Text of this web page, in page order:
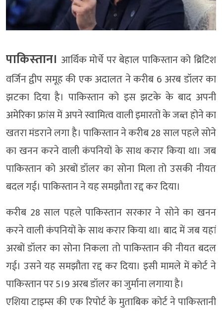
पाकिस्‍तान। आर्थिक मोर्चे पर बेहाल पाकिस्तान को ब्रिटिश
वर्जिन द्वीप समूह की एक अदालत ने करीब 6 अरब डॉलर का
झटका दिया है। पाकिस्तान को इस झटके के बाद अपनी
अमेरिका फ्रांस में अपने स्वामित्व वाली इमारतों के जब्त होने का
खतरा मंडराने लगा है। पाकिस्तान ने करीब 28 साल पहले सोने
का खनन करने वाली कंपनियों के साथ करार किया था। जब
पाकिस्तान को अरबों डॉलर का सोना मिला तो उसकी नीयत
बदल गई। पाकिस्तान ने यह समझौता रद्द कर दिया।
करीब 28 साल पहले पाकिस्‍तान सरकार ने सोने का खनन
करने वाली कंपनियों के साथ करार किया था। बाद में जब यहां
अरबों डॉलर का सोना निकला तो पाकिस्तान की नीयत बदल
गई। उसने यह समझौता रद्द कर दिया। इसी मामले में कोर्ट ने
पाकिस्तान पर 5।9 अरब डॉलर का जुर्माना लगाया है।
एशिया टाइम्स की एक रिपोर्ट के मुताबिक कोर्ट ने पाकिस्तानी